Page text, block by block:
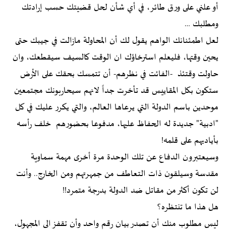
أو علني على ورق طائر، في أي شأن لحل قضيتك حسب إرادتك
ومطلبك …
لعل اطمئنانك الواهم يقول لك أن المحاولة مازالت في جيبك حتى
يحين وقتها، فليعلم استرخاؤك ان الوقت كالسيف سيقطعك، وان
حاولت وقتئذ -الفائت في نظرهم- أن تتمسك بحقك على الأرض
ستكون بكل المقاييس قد تأخرت جداً لانهم سيحاربونك مجتمعين
موحدين باسم الدولة التي يرعاها العالم، والتي يكرر عليك في كل
"ادبية" جديدة له الحفاظ عليها، مدفوعا بحضورهم خلف رأسه
بأياديهم على قلمه!
وسيعتبرون الدفاع عن تلك الوحدة مرة أخرى مهمة سماوية
مقدسة وسيلقون ذات التعاطف من جمهرتهم ومن الخارج.. وأنت
لن تكون أكثر من مقاتل ضد الدولة بدرجة متمرد!!
هل هذا ما تنتظره؟
ليس مطلوب منك أن تصدر بيان رقم واحد وأن تقفز الى المجهول،